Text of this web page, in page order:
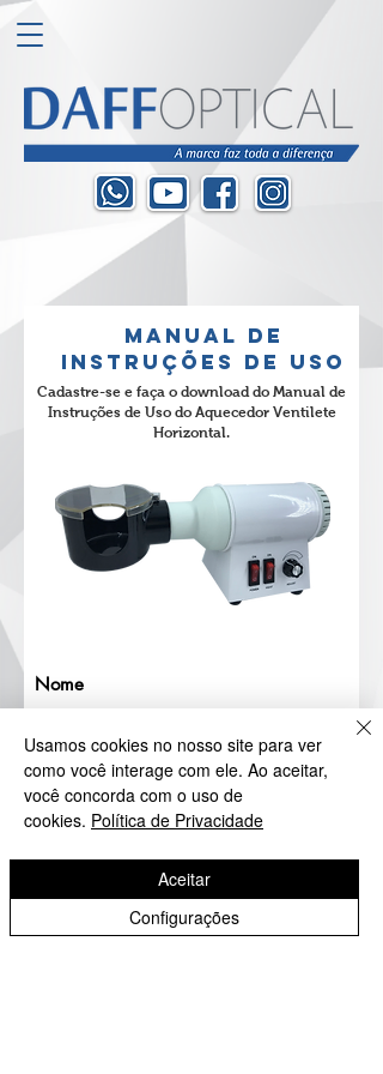
MANUAL DE
INSTRUÇÕES DE USO
Cadastre-se e faça o download do Manual de
Instruções de Uso do Aquecedor Ventilete
Horizontal.
Aceito receber e-mails com novidades e promoções!
download
Usamos cookies no nosso site para ver
como você interage com ele. Ao aceitar,
você concorda com o uso de
cookies. Política de Privacidade
Configurações
Aceitar